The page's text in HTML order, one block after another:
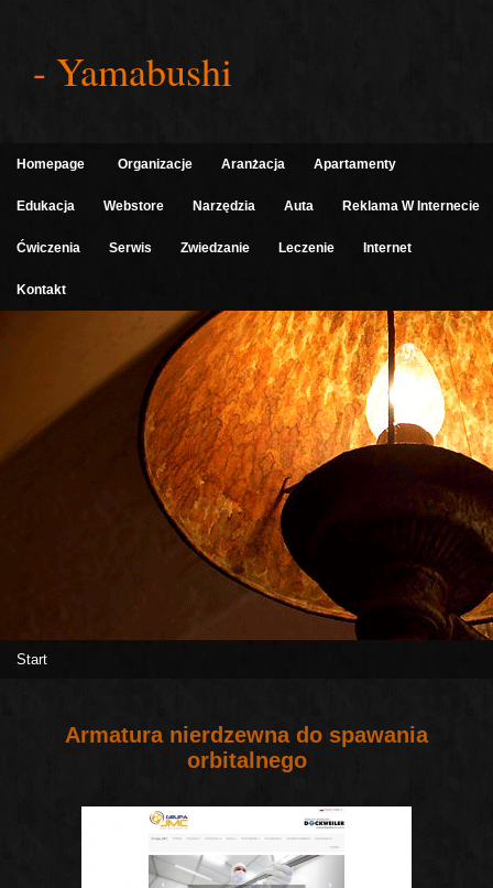
- Yamabushi
Homepage Organizacje Aranżacja Apartamenty
Edukacja Webstore Narzędzia Auta Reklama W Internecie
Ćwiczenia Serwis Zwiedzanie Leczenie Internet
Kontakt
Start
Armatura nierdzewna do spawania
orbitalnego